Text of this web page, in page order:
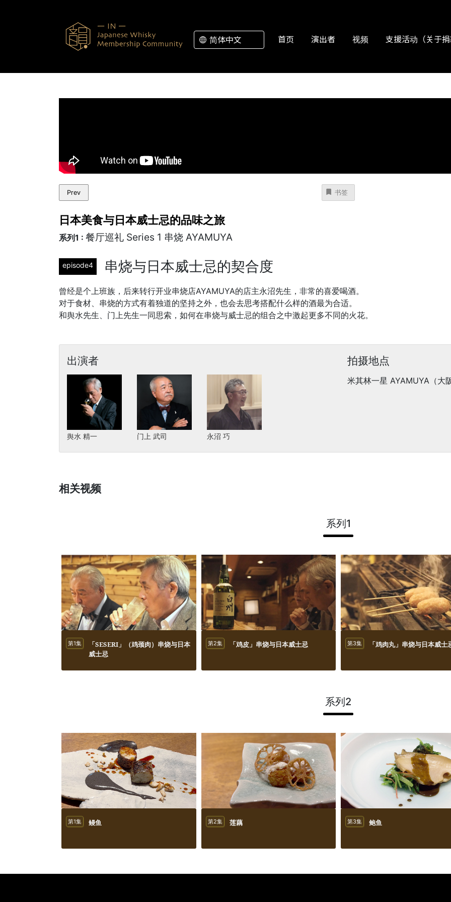
简体中文 首页 演出者 视频 支援活动（关于捐
Prev 书签
日本美食与日本威士忌的品味之旅
系列1 : 餐厅巡礼 Series 1 串烧 AYAMUYA
episode4 串烧与日本威士忌的契合度
曾经是个上班族，后来转行开业串烧店AYAMUYA的店主永沼先生，非常的喜爱喝酒。
对于食材、串烧的方式有着独道的坚持之外，也会去思考搭配什么样的酒最为合适。
和舆水先生、门上先生一同思索，如何在串烧与威士忌的组合之中激起更多不同的火花。
出演者
舆水 精一 门上 武司 永沼 巧
拍摄地点
米其林一星 AYAMUYA（大
相关视频
系列1
第1集
「SESERI」（鸡颈肉）串烧与日本
威士忌
第2集 「鸡皮」串烧与日本威士忌 第3集 「鸡肉丸」串烧与日本威士
系列2
第1集 鳗鱼 第2集 莲藕 第3集 鲍鱼